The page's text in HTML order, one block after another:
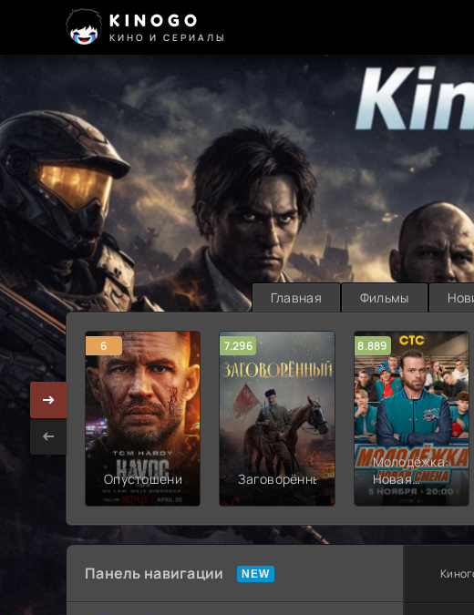
KINOGO
КИНО И СЕРИАЛЫ
Главная Фильмы
6
Опустошение
7.296
Заговорённый
8.889
Молодёжка:
Новая
смена
Панель навигации